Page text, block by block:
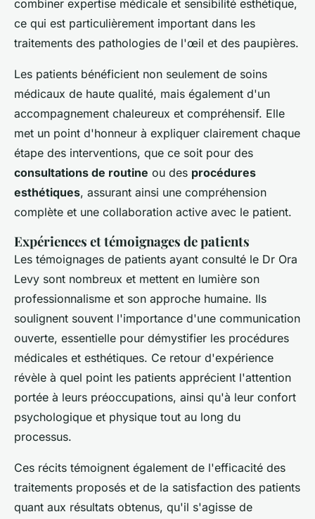
combiner expertise médicale et sensibilité esthétique,
ce qui est particulièrement important dans les
traitements des pathologies de l'œil et des paupières.
Les patients bénéficient non seulement de soins
médicaux de haute qualité, mais également d'un
accompagnement chaleureux et compréhensif. Elle
met un point d'honneur à expliquer clairement chaque
étape des interventions, que ce soit pour des
consultations de routine ou des procédures
esthétiques, assurant ainsi une compréhension
complète et une collaboration active avec le patient.
Expériences et témoignages de patients
Les témoignages de patients ayant consulté le Dr Ora
Levy sont nombreux et mettent en lumière son
professionnalisme et son approche humaine. Ils
soulignent souvent l'importance d'une communication
ouverte, essentielle pour démystifier les procédures
médicales et esthétiques. Ce retour d'expérience
révèle à quel point les patients apprécient l'attention
portée à leurs préoccupations, ainsi qu'à leur confort
psychologique et physique tout au long du
processus.
Ces récits témoignent également de l'efficacité des
traitements proposés et de la satisfaction des patients
quant aux résultats obtenus, qu'il s'agisse de